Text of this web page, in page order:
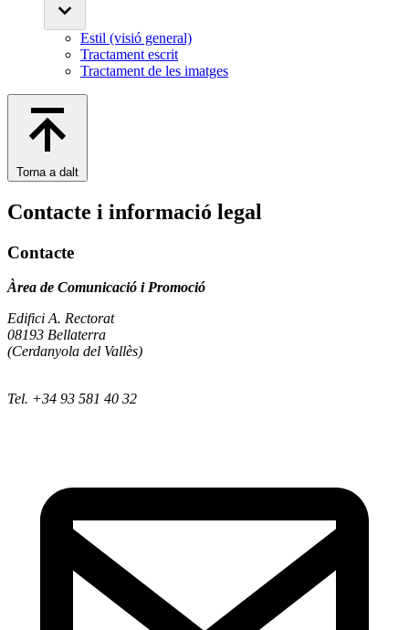
Estil (visió general)
Tractament escrit
Tractament de les imatges
Torna a dalt
Contacte i informació legal
Contacte
Àrea de Comunicació i Promoció
Edifici A. Rectorat
08193 Bellaterra
(Cerdanyola del Vallès)
Tel. +34 93 581 40 32